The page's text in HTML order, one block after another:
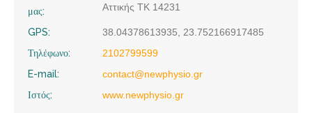
μας:
Αττικής ΤΚ 14231
GPS:
38.04378613935, 23.752166917485
Τηλέφωνο:
2102799599
E-mail:
contact@newphysio.gr
Ιστός:
www.newphysio.gr